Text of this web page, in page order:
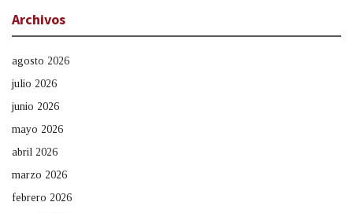
Archivos
agosto 2026
julio 2026
junio 2026
mayo 2026
abril 2026
marzo 2026
febrero 2026